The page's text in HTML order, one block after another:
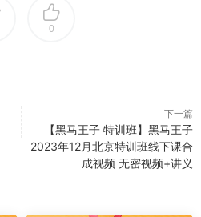
0
下一篇
【黑马王子 特训班】黑马王子
2023年12月北京特训班线下课合
成视频 无密视频+讲义